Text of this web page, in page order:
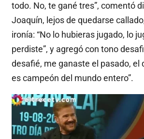
todo. No, te gané tres”, comentó
Joaquín, lejos de quedarse
ironía: “No lo hubieras jugado, lo
perdiste”, y agregó con tono
desafié, me ganaste el pasado, el
es campeón del mundo entero”.